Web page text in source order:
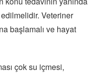
Veteriner
başlamalı ve hayat
çok su içmesi,